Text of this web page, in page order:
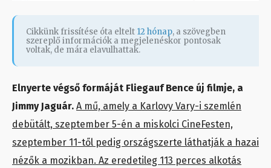
Cikkünk frissítése óta eltelt 12 hónap, a szövegben
szereplő információk a megjelenéskor pontosak
voltak, de mára elavulhattak.
Elnyerte végső formáját Fliegauf Bence új filmje, a
Jimmy Jaguár. A mű, amely a Karlovy Vary-i szemlén
debütált, szeptember 5-én a miskolci CineFesten,
szeptember 11-től pedig országszerte láthatják a hazai
nézők a mozikban. Az eredetileg 113 perces alkotás